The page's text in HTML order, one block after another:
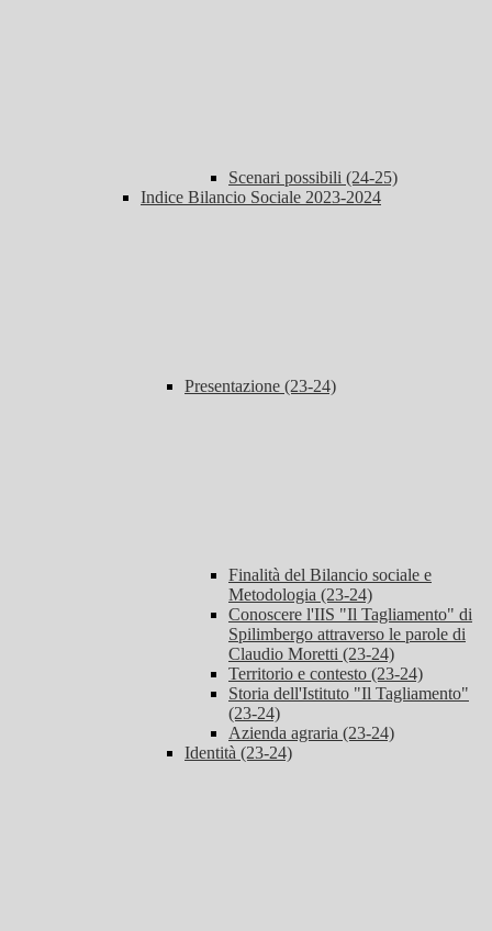
Scenari possibili (24-25)
Indice Bilancio Sociale 2023-2024
Presentazione (23-24)
Finalità del Bilancio sociale e
Metodologia (23-24)
Conoscere l'IIS "Il Tagliamento" di
Spilimbergo attraverso le parole di
Claudio Moretti (23-24)
Territorio e contesto (23-24)
Storia dell'Istituto "Il Tagliamento"
(23-24)
Azienda agraria (23-24)
Identità (23-24)